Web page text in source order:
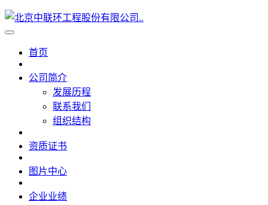
首页
公司简介
发展历程
联系我们
组织结构
资质证书
图片中心
企业业绩